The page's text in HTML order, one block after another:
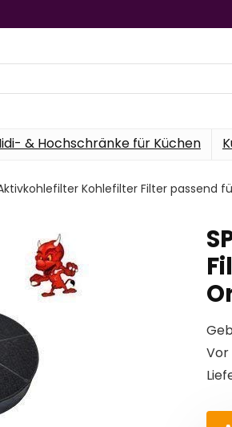
& Hochschränke für Küchen
Aktivkohlefilter Kohlefilter Filter passend
Vor